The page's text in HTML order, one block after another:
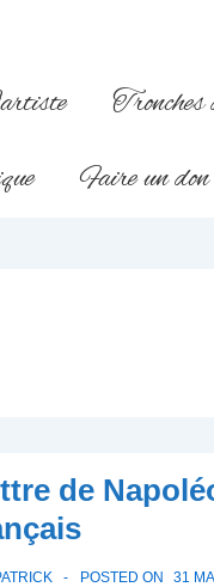
Tronches
Faire un don
de
POSTED ON 31